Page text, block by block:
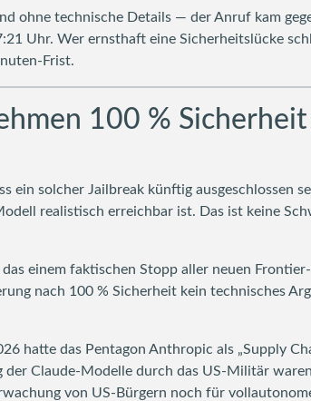
ohne technische Details — der Anruf kam
Uhr. Wer ernsthaft eine Sicherheitslücke
Frist.
100 %
ein solcher Jailbreak künftig ausgeschlossen
realistisch erreichbar ist. Das ist keine
einem faktischen Stopp aller neuen
nach 100 % Sicherheit kein technisches
hatte das Pentagon Anthropic als „Supply
Claude-Modelle durch das US-Militär
von US-Bürgern noch für